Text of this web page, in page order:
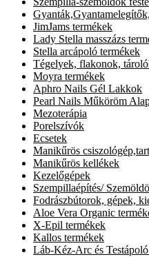
JimJams termékek
Lady Stella masszázs
Stella arcápoló termékek
Tégelyek, flakonok,
Moyra termékek
Aphro Nails Gél Lakkok
Pearl Nails Műköröm
Mezoterápia
Porelszívók
Ecsetek
Manikűrös
Manikűrös kellékek
Kezelőgépek
Szempillaépítés/
Fodrászbútorok, gépek,
Aloe Vera Organic
X-Epil termékek
Kallos termékek
Láb-Kéz-Arc és